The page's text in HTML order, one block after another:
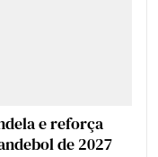
e reforça
de 2027